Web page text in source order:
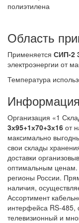
полиэтилена
Область
Применяется СИП-2
электроэнергии от
Температура
Организация «1
3х95+1х70+3х16 от
максимально
свои склады
доставки
оптимальным ценам.
регионы России.
наличия,
Ассортимент
интерфейса RS-485,
телевизионный и